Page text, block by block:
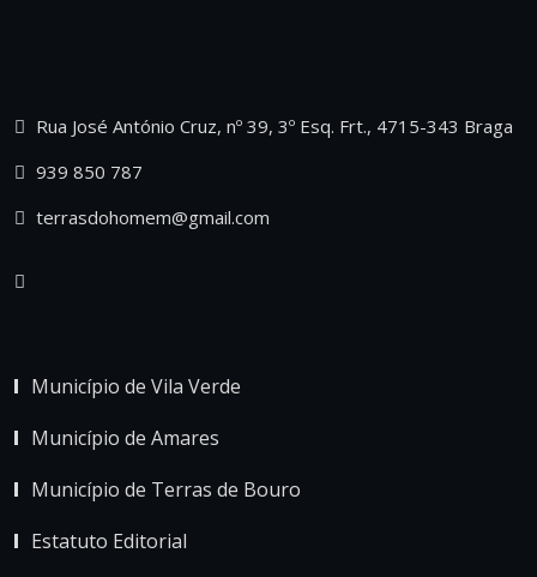
Rua José António Cruz, nº 39, 3º Esq. Frt., 4715-343 Braga
939 850 787
terrasdohomem@gmail.com
Município de Vila Verde
Município de Amares
Município de Terras de Bouro
Estatuto Editorial